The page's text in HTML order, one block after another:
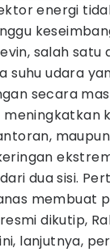
energi
salah
suhu udara
secara
dua sisi.
membuat
dikutip,
lanjutnya,